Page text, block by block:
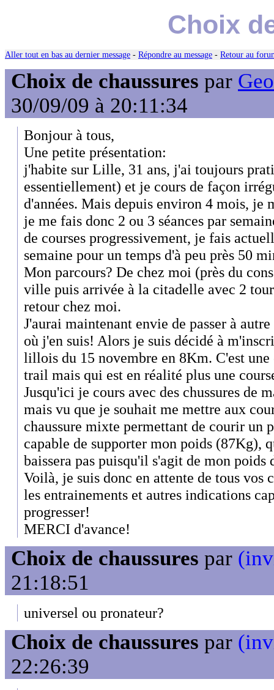
Choix
Aller tout en bas au dernier message - Répondre au message - Retour au
Choix de chaussures par
30/09/09 à 20:11:34
Bonjour à tous,
Une petite présentation:
j'habite sur Lille, 31 ans, j'ai toujours
essentiellement) et je cours de façon
d'années. Mais depuis environ 4 mois, je
je me fais donc 2 ou 3 séances par
de courses progressivement, je fais
semaine pour un temps d'à peu près 50
Mon parcours? De chez moi (près du
ville puis arrivée à la citadelle avec 2
retour chez moi.
J'aurai maintenant envie de passer à
où j'en suis! Alors je suis décidé à
lillois du 15 novembre en 8Km. C'est
trail mais qui est en réalité plus une
Jusqu'ici je cours avec des chussures de
mais vu que je souhait me mettre aux
chaussure mixte permettant de courir un
capable de supporter mon poids (87Kg),
baissera pas puisqu'il s'agit de mon poids
Voilà, je suis donc en attente de tous vos
les entrainements et autres indications
progresser!
MERCI d'avance!
Choix de chaussures par
21:18:51
universel ou pronateur?
Choix de chaussures par
22:26:39